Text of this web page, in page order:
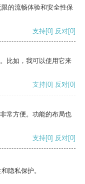
的流畅体验和安全性保
支持[0] 反对[0]
比如，我可以使用它来
支持[0] 反对[0]
常方便。功能的布局也
支持[0] 反对[0]
隐私保护。